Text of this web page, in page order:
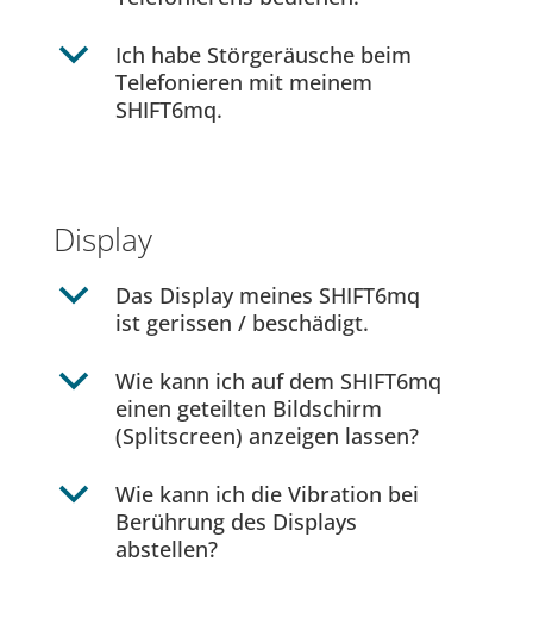
b
Ich habe Störgeräusche beim
Telefonieren mit meinem
SHIFT6mq.
Display
b
Das Display meines SHIFT6mq
ist gerissen / beschädigt.
b
Wie kann ich auf dem SHIFT6mq
einen geteilten Bildschirm
(Splitscreen) anzeigen lassen?
b
Wie kann ich die Vibration bei
Berührung des Displays
abstellen?